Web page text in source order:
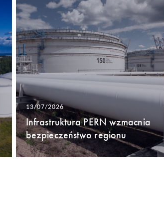
13/07/2026
Infrastruktura PERN wzmacnia
bezpieczeństwo regionu